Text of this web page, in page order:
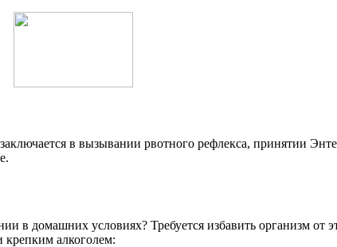
в вызывании рвотного рефлекса, принятии
домашних условиях? Требуется избавить организм от
алкоголем: